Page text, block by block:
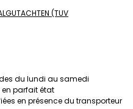
(TUV
du lundi au samedi
parfait état
en présence du transporteur